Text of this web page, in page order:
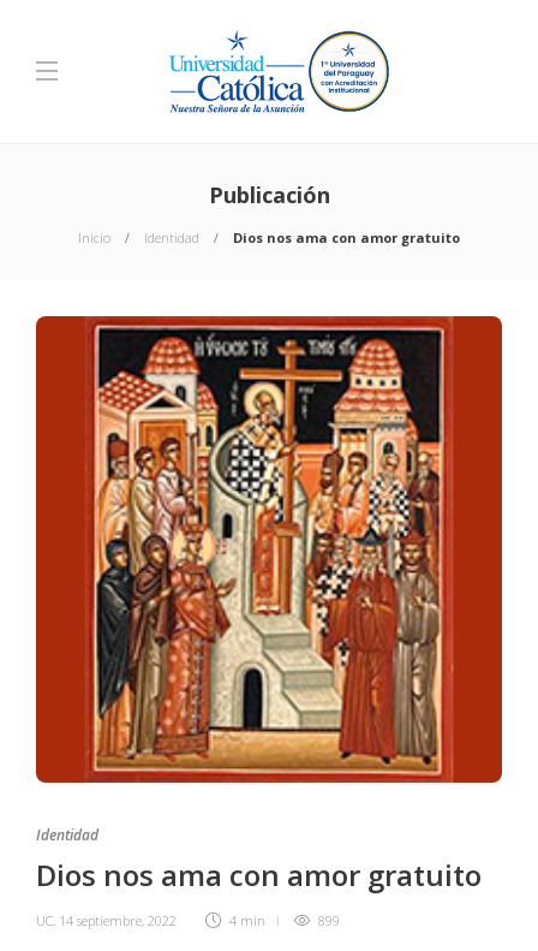
Publicación
Inicio Identidad Dios nos ama con amor gratuito
Identidad
Dios nos ama con amor gratuito
UC, 14 septiembre, 2022 4 min 899